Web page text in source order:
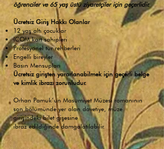
öğrenciler ve 65 yaş üstü ziyaretçiler için geçerlidir.
Ücretsiz Giriş Hakkı Olanlar
12 yaş altı çocuklar
ICOM kart sahipleri
Profesyonel tur rehberleri
Engelli bireyler
Basın Mensupları
​Ücretsiz girişten yararlanabilmek için geçerli belge
ve kimlik ibrazı zorunludur.
Orhan Pamuk’un Masumiyet Müzesi romanının
son bölümünde yer alan davetiye, müze
girişindeki bilet gişesine
ibraz edildiğinde damgalatılabilir.